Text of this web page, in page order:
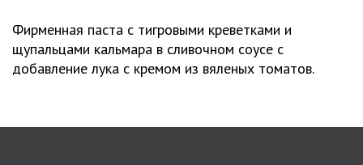
Фирменная паста с тигровыми креветками и
щупальцами кальмара в сливочном соусе с
добавление лука с кремом из вяленых томатов.